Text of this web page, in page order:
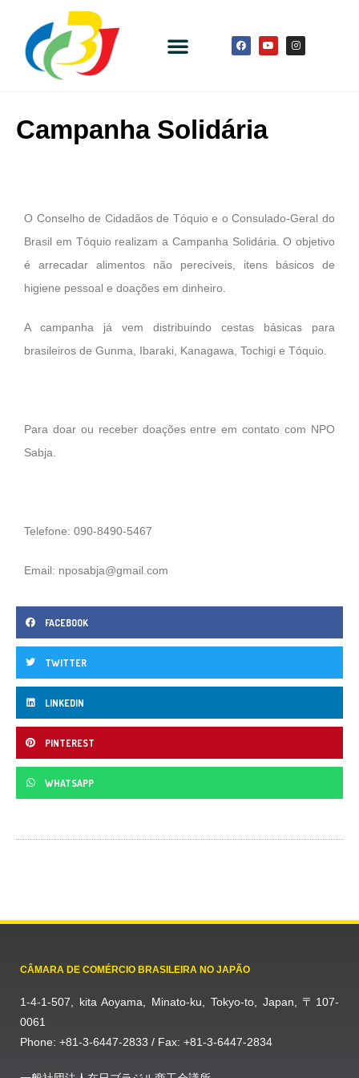
Campanha Solidária
O Conselho de Cidadãos de Tóquio e o Consulado-Geral do
Brasil em Tóquio realizam a Campanha Solidária. O objetivo
é arrecadar alimentos não perecíveis, itens básicos de
higiene pessoal e doações em dinheiro.
A campanha já vem distribuindo cestas básicas para
brasileiros de Gunma, Ibaraki, Kanagawa, Tochigi e Tóquio.
Para doar ou receber doações entre em contato com NPO
Sabja.
Telefone: 090-8490-5467
Email: nposabja@gmail.com
FACEBOOK
TWITTER
LINKEDIN
PINTEREST
WHATSAPP
CÂMARA DE COMÉRCIO BRASILEIRA NO JAPÃO
1-4-1-507, kita Aoyama, Minato-ku, Tokyo-to, Japan, 〒107-
0061
Phone: +81-3-6447-2833 / Fax: +81-3-6447-2834